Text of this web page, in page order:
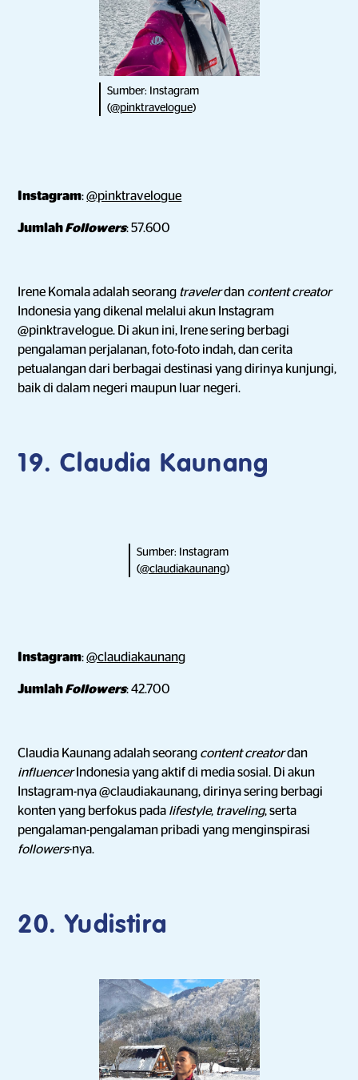
Sumber: Instagram
(@pinktravelogue)
Instagram:@pinktravelogue
JumlahFollowers: 57.600
Irene Komala adalah seorang travelerdan content creator
Indonesia yang dikenal melalui akun Instagram
@pinktravelogue. Di akun ini, Irene sering berbagi
pengalaman perjalanan, foto-foto indah, dan cerita
petualangan dari berbagai destinasi yang dirinya kunjungi,
baik di dalam negeri maupun luar negeri.
19. Claudia Kaunang
Sumber: Instagram
(@claudiakaunang)
Instagram:@claudiakaunang
JumlahFollowers: 42.700
Claudia Kaunang adalah seorang content creatordan
influencer Indonesia yang aktif di media sosial. Di akun
Instagram-nya @claudiakaunang, dirinya sering berbagi
konten yang berfokus pada lifestyle, traveling, serta
pengalaman-pengalaman pribadi yang menginspirasi
followers-nya.
20. Yudistira